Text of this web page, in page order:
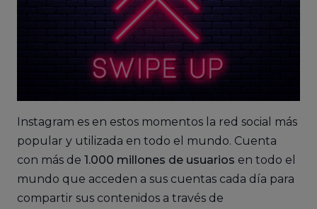
Instagram es en estos momentos la red social más
popular y utilizada en todo el mundo. Cuenta
con más de 1.000 millones de usuarios en todo el
mundo que acceden a sus cuentas cada día para
compartir sus contenidos a través de